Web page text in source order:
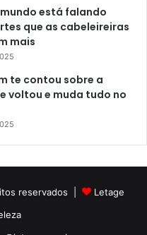
está falando
que as cabeleireiras
mais
te contou sobre a
voltou e muda tudo no
reservados |
Letage